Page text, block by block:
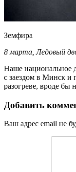
Земфира
8 марта, Ледовый
Наше национальное
с заездом в Минск и
разогреве, вроде
Добавить
Ваш адрес email не